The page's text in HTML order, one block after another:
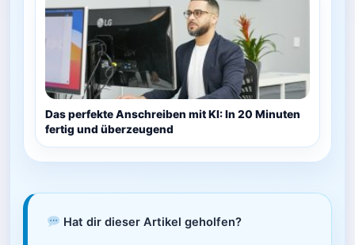
Das perfekte Anschreiben mit KI: In 20 Minuten
fertig und überzeugend
Hat dir dieser Artikel geholfen?